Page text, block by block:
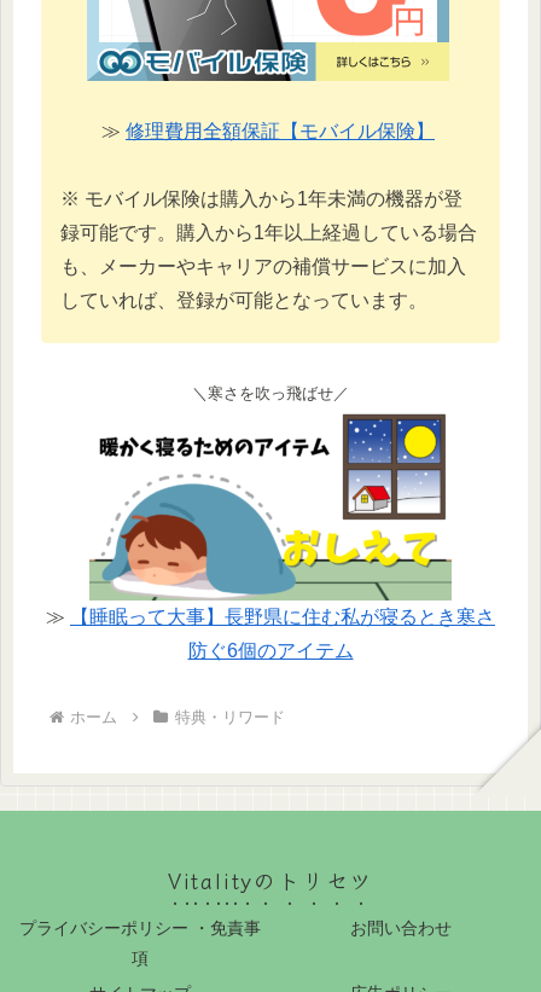
≫ 修理費用全額保証【モバイル保険】
※ モバイル保険は購入から1年未満の機器が登
録可能です。購入から1年以上経過している場合
も、メーカーやキャリアの補償サービスに加入
していれば、登録が可能となっています。
＼寒さを吹っ飛ばせ／
≫
【睡眠って大事】長野県に住む私が寝るとき寒さ
防ぐ6個のアイテム
ホーム 特典・リワード
Vitalityのトリセツ
プライバシーポリシー ・免責事
項
お問い合わせ